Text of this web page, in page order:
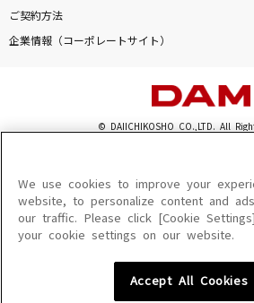
ご契約方法
企業情報（コーポレートサイト）
© DAIICHIKOSHO CO.,LTD. All
このサイトに掲載されている一切の文章・画像・写真
を問わず、著作権法の定める範囲を超えて無断で複製
を禁じます。
楽曲及びコンテンツは、機種によりご利用いただけな
楽曲及びコンテンツの配信日、配信内容が変更になる
We use cookies to improve your
website, to personalize content and
our traffic. Please click [Cookie
your cookie settings on our website.
Accept All Cookies